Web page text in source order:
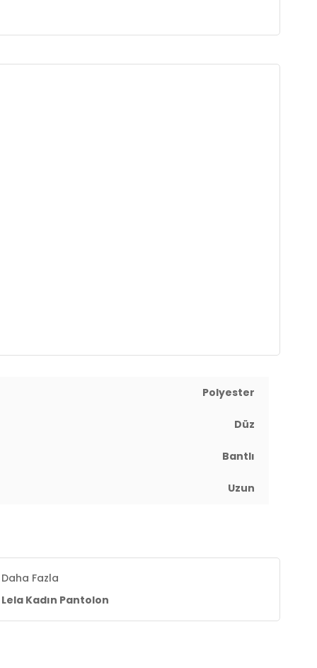
Polyester
Düz
Bantlı
Uzun
Daha Fazla
Lela Kadın Pantolon